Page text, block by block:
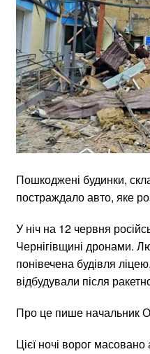
Пошкоджені будинки,
постраждало авто, яке
У ніч на 12 червня
Чернігівщині дронами.
понівечена будівля
відбудували після
Про це пише начальник
Цієї ночі ворог